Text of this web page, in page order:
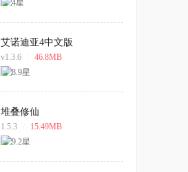
艾诺迪亚4中文版
v1.3.6 46.8MB
堆叠修仙
1.5.3 15.49MB